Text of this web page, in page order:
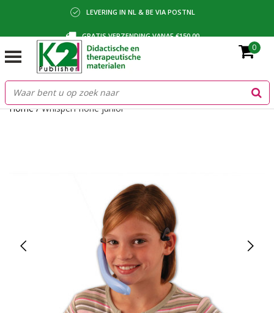
LEVERING IN NL & BE VIA POSTNL
GRATIS VERZENDING VANAF €150,00
BETALING VIA IDEAL, BANCONTACT OF FACTUUR
0
Home/WhisperPhone junior